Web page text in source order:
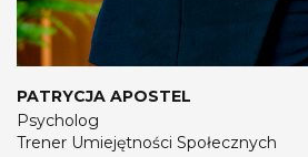
PATRYCJA APOSTEL
Psycholog
Trener Umiejętności Społecznych